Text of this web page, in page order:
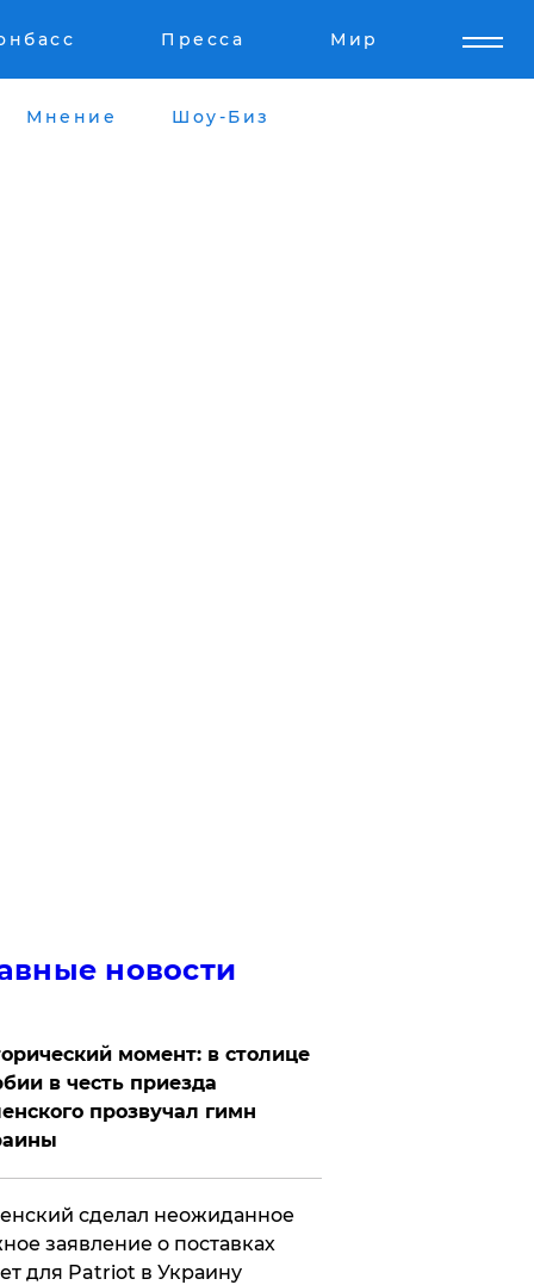
Пресса Мир
Мнение Шоу-Биз
новости
момент: в столице
в честь приезда
прозвучал гимн
сделал неожиданное
заявление о поставках
для Patriot в Украину